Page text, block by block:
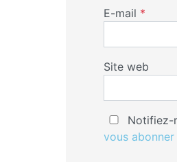
E-mail *
Site web
Notifiez-
vous abonner